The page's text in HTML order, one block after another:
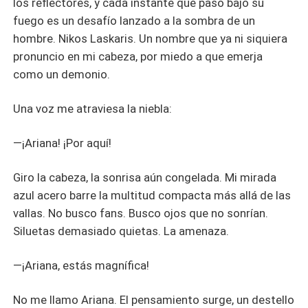
los reflectores, y cada instante que paso bajo su
fuego es un desafío lanzado a la sombra de un
hombre. Nikos Laskaris. Un nombre que ya ni siquiera
pronuncio en mi cabeza, por miedo a que emerja
como un demonio.
Una voz me atraviesa la niebla:
—¡Ariana! ¡Por aquí!
Giro la cabeza, la sonrisa aún congelada. Mi mirada
azul acero barre la multitud compacta más allá de las
vallas. No busco fans. Busco ojos que no sonrían.
Siluetas demasiado quietas. La amenaza.
—¡Ariana, estás magnífica!
No me llamo Ariana. El pensamiento surge, un destello